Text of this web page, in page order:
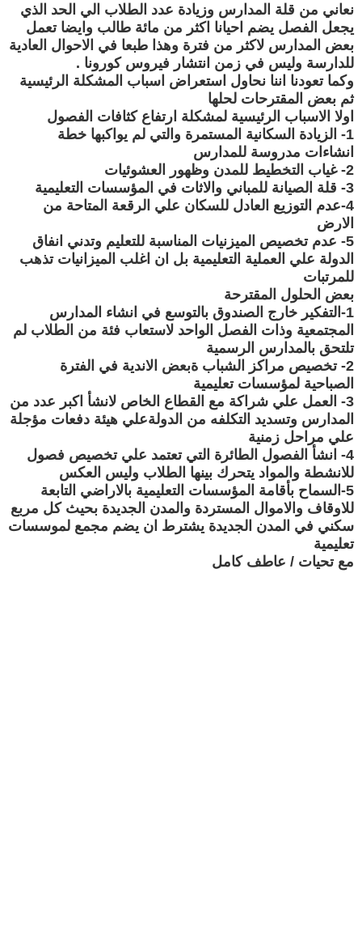
نعاني من قلة المدارس وزيادة عدد الطلاب الي الحد الذي
يجعل الفصل يضم احيانا اكثر من مائة طالب وايضا تعمل
بعض المدارس لاكثر من فترة وهذا طبعا في الاحوال العادية
للدارسة وليس في زمن انتشار فيروس كورونا .
وكما تعودنا اننا نحاول استعراض اسباب المشكلة الرئيسية
ثم بعض المقترحات لحلها
اولا الاسباب الرئيسية لمشكلة ارتفاع كثافات الفصول
1- الزيادة السكانية المستمرة والتي لم يواكبها خطة
انشاءات مدروسة للمدارس
2- غياب التخطيط للمدن وظهور العشوئيات
3- قلة الصيانة للمباني والاثات في المؤسسات التعليمية
4-عدم التوزيع العادل للسكان علي الرقعة المتاحة من
الارض
5- عدم تخصيص الميزنيات المناسبة للتعليم وتدني انفاق
الدولة علي العملية التعليمية بل ان اغلب الميزانيات تذهب
للمرتبات
بعض الحلول المقترحة
1-التفكير خارج الصندوق بالتوسع في انشاء المدارس
المجتمعية وذات الفصل الواحد لاستعاب فئة من الطلاب لم
تلتحق بالمدارس الرسمية
2- تخصيص مراكز الشباب ةبعض الاندية في الفترة
الصباحية لمؤسسات تعليمية
3- العمل علي شراكة مع القطاع الخاص لانشأ اكبر عدد من
المدارس وتسديد التكلفه من الدولةعلي هيئة دفعات مؤجلة
علي مراحل زمنية
4- انشأ الفصول الطائرة التي تعتمد علي تخصيص فصول
للانشطة والمواد يتحرك بينها الطلاب وليس العكس
5-السماح بأقامة المؤسسات التعليمية بالاراضي التابعة
للاوقاف والاموال المستردة والمدن الجديدة بحيث كل مربع
سكني في المدن الجديدة يشترط ان يضم مجمع لموسسات
تعليمية
مع تحيات / عاطف كامل